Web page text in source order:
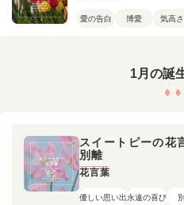
愛の告白 博愛 気高さ
1月の誕
スイートピーの花
別離
花言葉
優しい思い出永遠の喜び